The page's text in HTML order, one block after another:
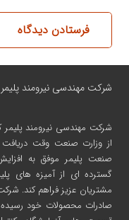
فرستادن دیدگاه
شرکت مهندسی نیرومند پلیمر
شرکت مهندسی نیرومند پلیمر
از وزارت صنعت وقت
صنعت پلیمر موفق به
گسترده ای از آمیزه های
مشتریان عزیز فراهم کند.
صادرات محصولات خود